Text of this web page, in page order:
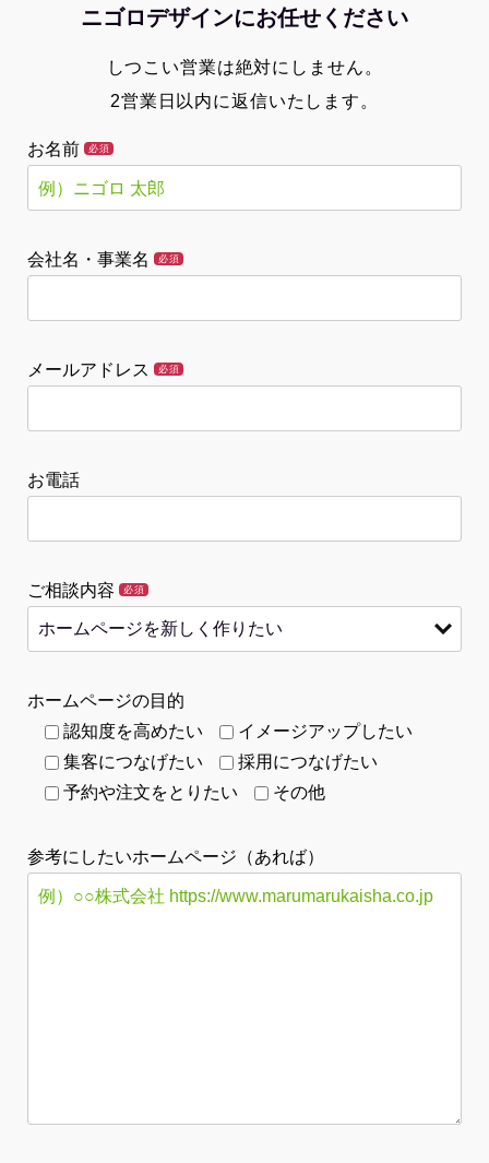
ニゴロデザインにお任せください
しつこい営業は絶対にしません。
2営業日以内に返信いたします。
お名前 必須
会社名・事業名 必須
メールアドレス 必須
お電話
ご相談内容 必須
ホームページの目的
認知度を高めたい
イメージアップしたい
集客につなげたい
採用につなげたい
予約や注文をとりたい
その他
参考にしたいホームページ（あれば）